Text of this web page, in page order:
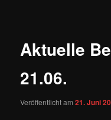
Aktuelle
21.06.
Veröffentlicht am21. Juni